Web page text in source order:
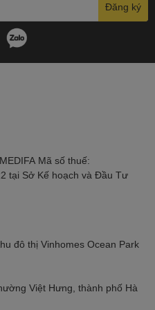
ống nghe
cm (chu vi cánh tay)
AK2-0811có nhiều công
dõi và quản lý sức khỏe
nhà:
có bệnh lý tim mạch
Đăng ký
ㅤㅤㅤㅤㅤ Mã số thuế:
tại Sở Kế hoạch và Đầu Tư
đô thị Vinhomes Ocean Park
Việt Hưng, thành phố Hà